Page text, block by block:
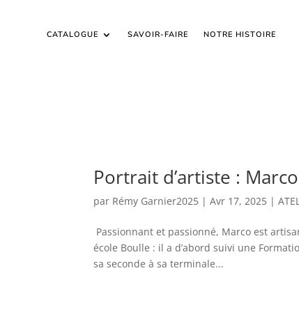
CATALOGUE SAVOIR-FAIRE NOTRE HISTOIRE
Portrait d’artiste :
par Rémy Garnier2025 |Avr 17, 2025 |
Passionnant et passionné, Marco est
école Boulle : il a d’abord suivi une
sa seconde à sa terminale...